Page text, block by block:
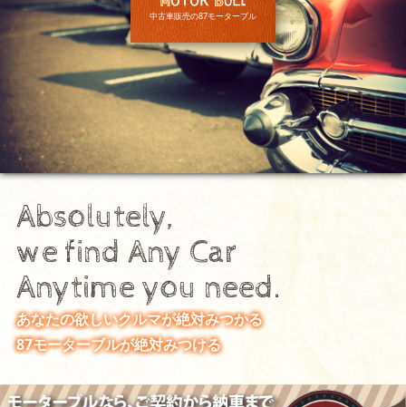
中古車販売の87モーターブル
Absolutely,
we find Any Car
Anytime you need.
あなたの欲しいクルマが絶対みつかる
87モーターブルが絶対みつける